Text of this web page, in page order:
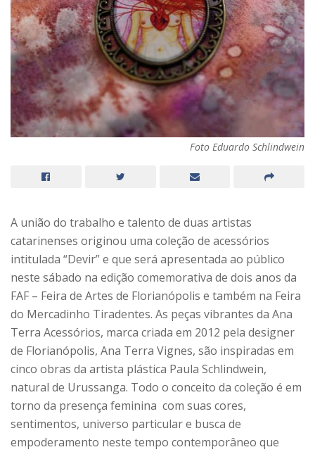
Foto Eduardo Schlindwein
A união do trabalho e talento de duas artistas
catarinenses originou uma coleção de acessórios
intitulada “Devir” e que será apresentada ao público
neste sábado na edição comemorativa de dois anos da
FAF – Feira de Artes de Florianópolis e também na Feira
do Mercadinho Tiradentes. As peças vibrantes da Ana
Terra Acessórios, marca criada em 2012 pela designer
de Florianópolis, Ana Terra Vignes, são inspiradas em
cinco obras da artista plástica Paula Schlindwein,
natural de Urussanga. Todo o conceito da coleção é em
torno da presença feminina com suas cores,
sentimentos, universo particular e busca de
empoderamento neste tempo contemporâneo que